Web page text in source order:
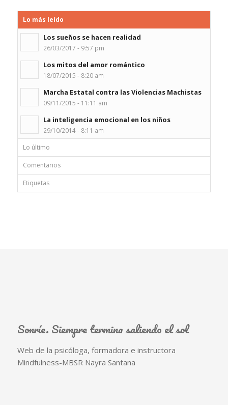
Lo más leído
Los sueños se hacen realidad
26/03/2017 - 9:57 pm
Los mitos del amor romántico
18/07/2015 - 8:20 am
Marcha Estatal contra las Violencias Machistas
09/11/2015 - 11:11 am
La inteligencia emocional en los niños
29/10/2014 - 8:11 am
Lo último
Comentarios
Etiquetas
Sonríe. Siempre termina saliendo el sol
Web de la psicóloga, formadora e instructora
Mindfulness-MBSR Nayra Santana